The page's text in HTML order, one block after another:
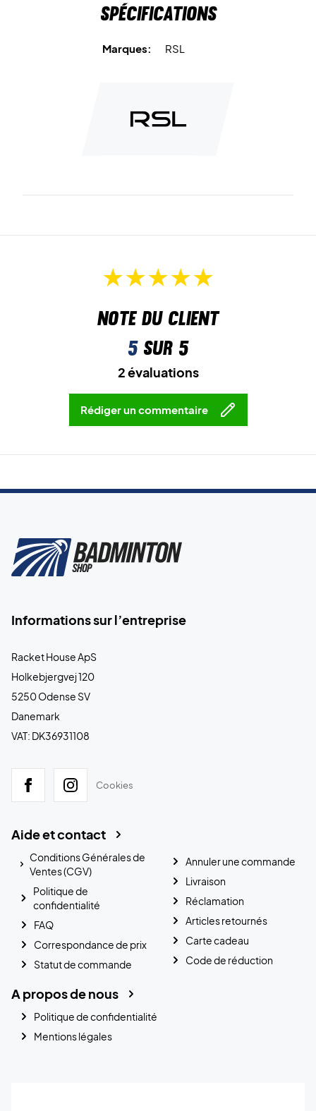
Spécifications
Marques: RSL
Note du client
5sur 5
2 évaluations
Rédiger un commentaire
Informations sur l’entreprise
Racket House ApS
Holkebjergvej 120
5250 Odense SV
Danemark
VAT: DK36931108
Cookies
Aide et contact
Conditions Générales de
Ventes (CGV)
Politique de
confidentialité
FAQ
Correspondance de prix
Statut de commande
Annuler une commande
Livraison
Réclamation
Articles retournés
Carte cadeau
Code de réduction
A propos de nous
Politique de confidentialité
Mentions légales